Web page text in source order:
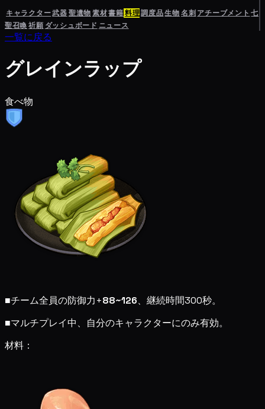
キャラクター武器聖遺物素材書籍料理調度品生物名刺 アチーブメント 七
聖召喚祈願 ダッシュボード ニュース
一覧に戻る
グレインラップ
食べ物
■チーム全員の防御力+88~126、継続時間300秒。
■マルチプレイ中、自分のキャラクターにのみ有効。
材料：